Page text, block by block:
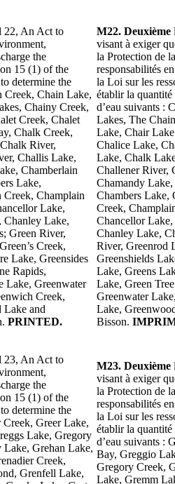
22, An Act to
the
15 (1) of the
determine the
Creek, Chain Lake,
Chainy Creek,
Creek, Chalet
Chalk Creek,
River,
Challis Lake,
Chamberlain
Lake,
Creek, Champlain
Lake,
Chanley Lake,
Green River,
Creek,
Lake, Greensides
Rapids,
Lake, Greenwater
Creek,
Lake and
PRINTED.
M22. Deuxième
visant à exiger
la Protection de
responsabilités
la Loi sur les
établir la quantité
d’eau suivants :
Lakes, The
Lake, Chair
Chalice Lake,
Lake, Chalk
Challener River,
Chamandy
Chambers Lake,
Creek,
Chancellor
Chanley Lake,
River, Greenrod
Greenshields
Lake, Greens
Lake, Green
Greenwater
Lake,
Bisson.
23, An Act to
the
15 (1) of the
determine the
Creek, Greer Lake,
Lake, Gregory
Grehan Lake,
Creek,
Grenfell Lake,
M23. Deuxième
visant à exiger
la Protection de
responsabilités
la Loi sur les
établir la quantité
d’eau suivants :
Bay, Greggio
Gregory Creek,
Lake, Gremm